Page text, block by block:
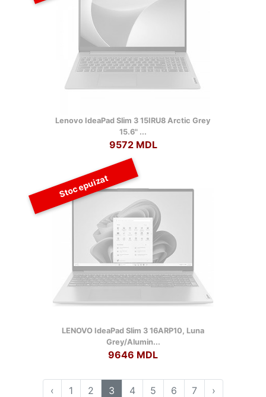
Lenovo IdeaPad Slim 3 15IRU8 Arctic Grey
15.6" ...
9572 MDL
Stoc epuizat
LENOVO IdeaPad Slim 3 16ARP10, Luna
Grey/Alumin...
9646 MDL
‹ 1 2 3 4 5 6 7 ›